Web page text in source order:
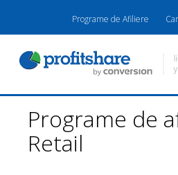
Programe de Afiliere
Programe de
Retail